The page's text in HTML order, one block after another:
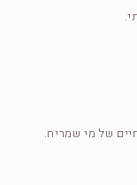
של מי שמריח.